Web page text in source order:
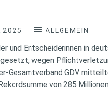
ALLGEMEIN
und Entscheiderinnen in
wegen
Gesamtverband GDV
von 285